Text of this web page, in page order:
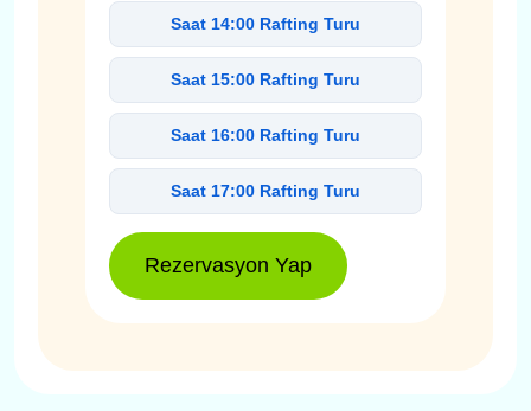
Saat 14:00 Rafting Turu
Saat 15:00 Rafting Turu
Saat 16:00 Rafting Turu
Saat 17:00 Rafting Turu
Rezervasyon Yap